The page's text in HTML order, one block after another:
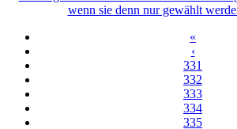
wenn sie denn nur gewählt
«
‹
331
332
333
334
335